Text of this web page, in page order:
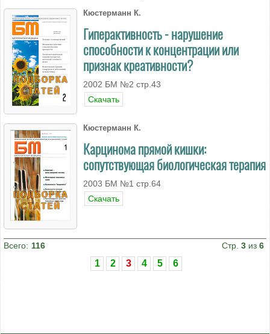
Кюстерманн К.
Гиперактивность - нарушение
способности к концентрации или
признак креативности?
2002 БМ №2 стр.43
Скачать
Кюстерманн К.
Карцинома прямой кишки:
сопутствующая биологическая терапия
2003 БМ №1 стр.64
Скачать
Всего: 116 Стр. 3 из 6
1 2 3 4 5 6